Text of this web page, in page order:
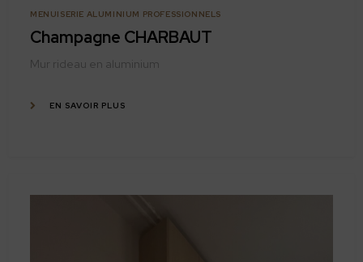
MENUISERIE ALUMINIUM PROFESSIONNELS
Champagne CHARBAUT
Mur rideau en aluminium
EN SAVOIR PLUS